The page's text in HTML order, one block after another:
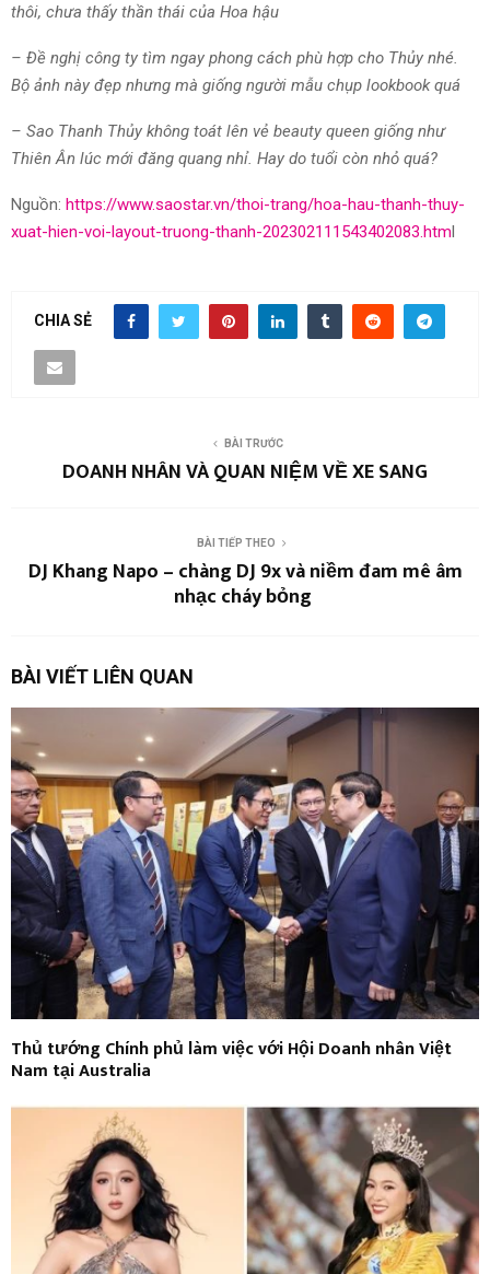
thôi, chưa thấy thần thái của Hoa hậu
– Đề nghị công ty tìm ngay phong cách phù hợp cho Thủy nhé.
Bộ ảnh này đẹp nhưng mà giống người mẫu chụp lookbook quá
– Sao Thanh Thủy không toát lên vẻ beauty queen giống như
Thiên Ân lúc mới đăng quang nhỉ. Hay do tuổi còn nhỏ quá?
Nguồn: https://www.saostar.vn/thoi-trang/hoa-hau-thanh-thuy-
xuat-hien-voi-layout-truong-thanh-202302111543402083.html
CHIA SẺ
BÀI TRƯỚC
DOANH NHÂN VÀ QUAN NIỆM VỀ XE SANG
BÀI TIẾP THEO
DJ Khang Napo – chàng DJ 9x và niềm đam mê âm
nhạc cháy bỏng
BÀI VIẾT LIÊN QUAN
Thủ tướng Chính phủ làm việc với Hội Doanh nhân Việt
Nam tại Australia